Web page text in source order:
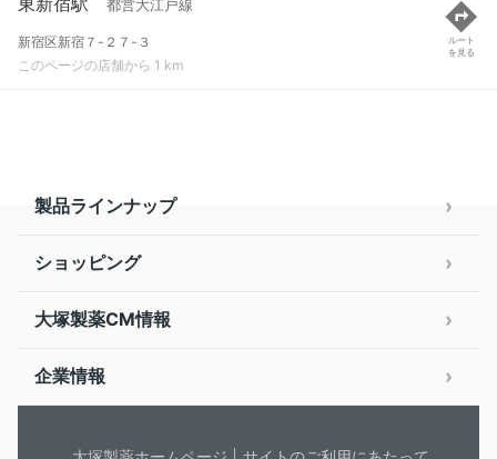
都営大江戸線
新宿区新宿７-２７-３
このページの店舗から 1 km
ルート
を見る
製品ラインナップ
ショッピング
大塚製薬CM情報
企業情報